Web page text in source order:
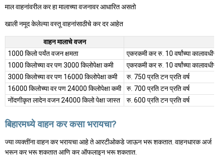
माल वाहनांवरील कर हा मालाच्या वजनावर आधारित असतो
खाली नमूद केलेल्या वस्तू वाहनांसाठीचे कर दर आहेत
वाहन मालाचे वजन
1000 किलो पर्यंत वजन क्षमता
एकरकमी कर रु. 10 वर्षांच्या
1000 किलोच्या वर पण 3000 किलोपेक्षा कमी
एकरकमी कर रु. 10 वर्षांच्या
3000 किलोच्या वर पण 16000 किलोपेक्षा कमी
रु. 750 प्रति टन प्रति वर्ष
16000 किलोच्या वर पण 24000 किलोपेक्षा कमी
रु. 700 प्रति टन प्रति वर्ष
नोंदणीकृत लादेन वजन 24000 किलो पेक्षा जास्त
रु. 600 प्रति टन प्रति वर्ष
बिहारमध्ये वाहन कर कसा भरायचा?
ज्या व्यक्तींना वाहन कर भरायचा आहे ते आरटीओकडे जाऊन भरू शकतात. वाहनधारक अर्ज
भरून कर भरू शकतात आणि कर ऑफलाइन भरू शकतात.